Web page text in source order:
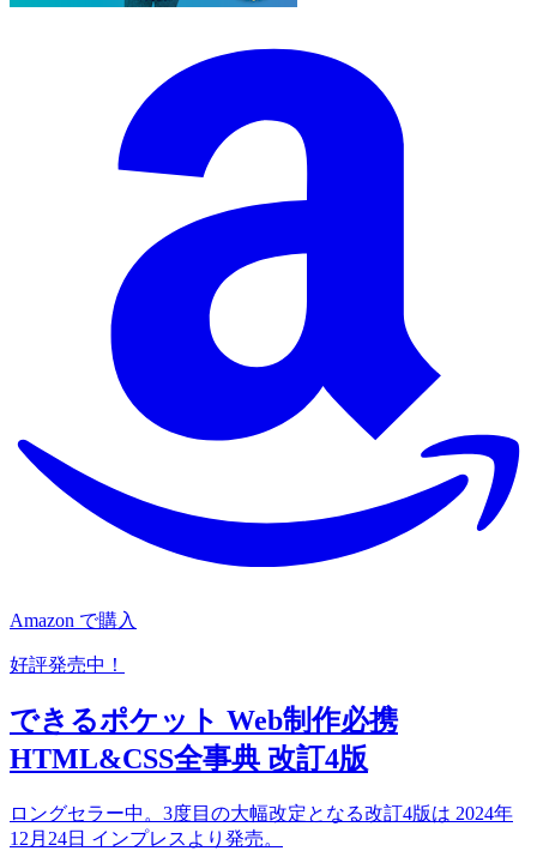
Amazon で購入
好評発売中！
できるポケット Web制作必携
HTML&CSS全事典 改訂4版
ロングセラー中。3度目の大幅改定となる改訂4版は 2024年
12月24日 インプレスより発売。